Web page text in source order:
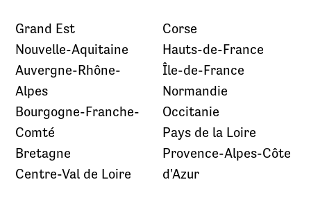
Grand Est
Nouvelle-Aquitaine
Auvergne-Rhône-
Alpes
Bourgogne-Franche-
Comté
Bretagne
Centre-Val de Loire
Corse
Hauts-de-France
Île-de-France
Normandie
Occitanie
Pays de la Loire
Provence-Alpes-Côte
d'Azur